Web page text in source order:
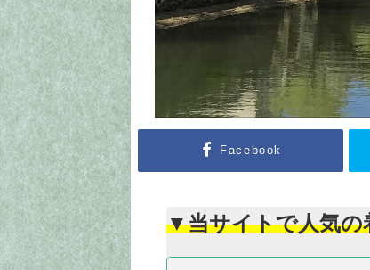
Facebook
▼当サイトで人気の